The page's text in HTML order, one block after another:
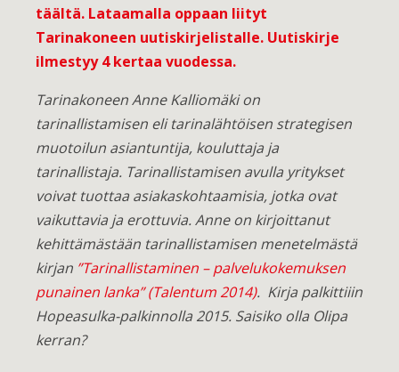
täältä. Lataamalla oppaan liityt
Tarinakoneen uutiskirjelistalle. Uutiskirje
ilmestyy 4 kertaa vuodessa.
Tarinakoneen Anne Kalliomäki on
tarinallistamisen eli tarinalähtöisen strategisen
muotoilun asiantuntija, kouluttaja ja
tarinallistaja. Tarinallistamisen avulla yritykset
voivat tuottaa asiakaskohtaamisia, jotka ovat
vaikuttavia ja erottuvia. Anne on kirjoittanut
kehittämästään tarinallistamisen menetelmästä
kirjan ”Tarinallistaminen – palvelukokemuksen
punainen lanka” (Talentum 2014). Kirja palkittiiin
Hopeasulka-palkinnolla 2015. Saisiko olla Olipa
kerran?